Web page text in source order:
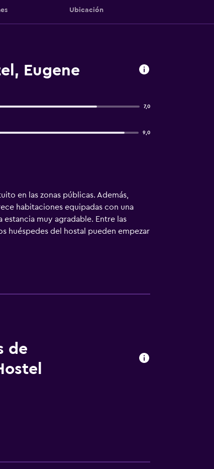
Ubicación
Eugene
7,0
9,0
en las zonas públicas. Además,
habitaciones equipadas con una
muy agradable. Entre las
huéspedes del hostal pueden empezar
a cenar fuera durante su estancia en
de restaurantes. Se encuentra a
de